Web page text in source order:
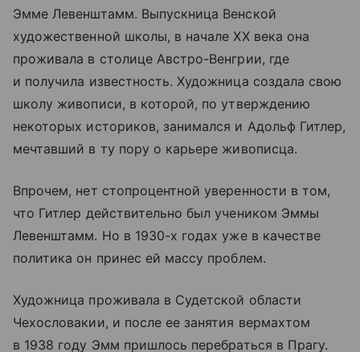
Эмме Левенштамм. Выпускница Венской
художественной школы, в начале XX века она
проживала в столице Австро-Венгрии, где
и получила известность. Художница создала свою
школу живописи, в которой, по утверждению
некоторых историков, занимался и Адольф Гитлер,
мечтавший в ту пору о карьере живописца.
Впрочем, нет стопроцентной уверенности в том,
что Гитлер действительно был учеником Эммы
Левенштамм. Но в 1930-х годах уже в качестве
политика он принес ей массу проблем.
Художница проживала в Судетской области
Чехословакии, и после ее занятия вермахтом
в 1938 году Эмм пришлось перебраться в Прагу.